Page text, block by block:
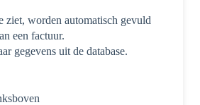
ziet, worden automatisch gevuld
een factuur.
gegevens uit de database.